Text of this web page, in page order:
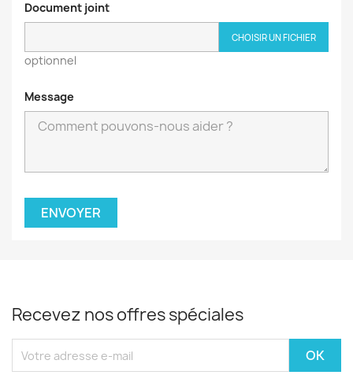
Document joint
CHOISIR UN FICHIER
optionnel
Message
Recevez nos offres spéciales